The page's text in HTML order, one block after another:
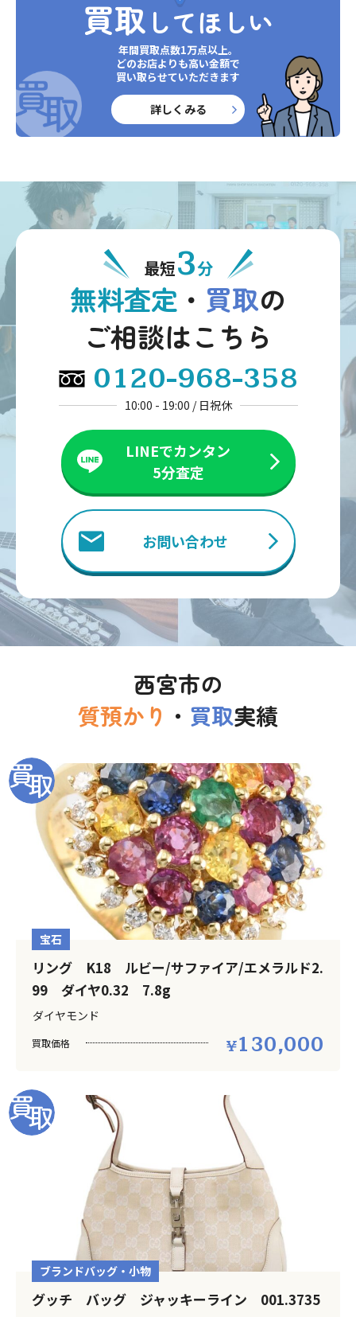
買取 してほしい
年間買取点数1万点以上。
どのお店よりも高い金額で
買い取らせていただきます
詳しくみる
最短3分
無料査定 ・ 買取の
ご相談はこちら
0120-968-358
10:00 - 19:00 / 日祝休
LINEでカンタン
5分査定
お問い合わせ
西宮市の
質預かり ・ 買取実績
宝石
リング K18 ルビー/サファイア/エメラルド2.
99 ダイヤ0.32 7.8g
ダイヤモンド
買取価格 130,000
ブランドバッグ・小物
グッチ バッグ ジャッキーライン 001.3735